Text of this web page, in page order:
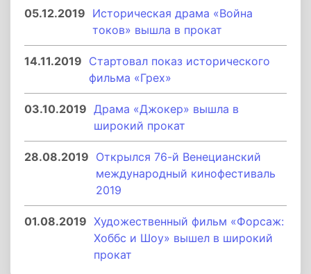
05.12.2019 Историческая драма «Война
токов» вышла в прокат
14.11.2019 Стартовал показ исторического
фильма «Грех»
03.10.2019 Драма «Джокер» вышла в
широкий прокат
28.08.2019 Открылся 76-й Венецианский
международный кинофестиваль
2019
01.08.2019 Художественный фильм «Форсаж:
Хоббс и Шоу» вышел в широкий
прокат